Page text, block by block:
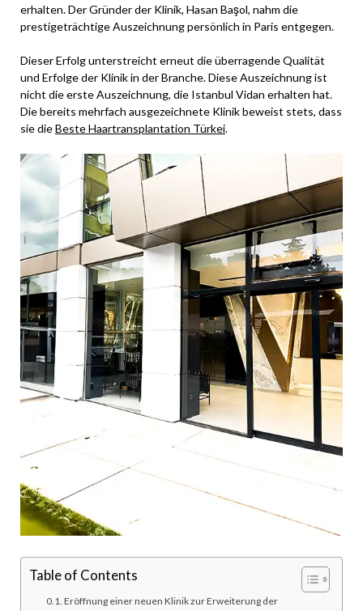
erhalten. Der Gründer der Klinik, Hasan Başol, nahm die
prestigeträchtige Auszeichnung persönlich in Paris entgegen.
Dieser Erfolg unterstreicht erneut die überragende Qualität
und Erfolge der Klinik in der Branche. Diese Auszeichnung ist
nicht die erste Auszeichnung, die Istanbul Vidan erhalten hat.
Die bereits mehrfach ausgezeichnete Klinik beweist stets, dass
sie dieBeste Haartransplantation Türkei.
Table of Contents
Eröffnung einer neuen Klinik zur Erweiterung der